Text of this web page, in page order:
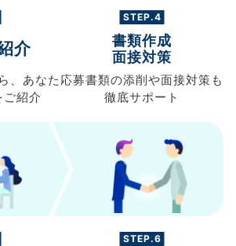
介
、 あなた
ご紹介
STEP.4
書類作成
面接対策
応募書類の添削や面接対策も
徹底サポート
STEP.6